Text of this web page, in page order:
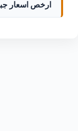
ارخص اسعار